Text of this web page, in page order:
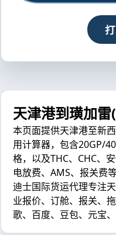
天津港到璜加
本页面提供天津港至新
用计算器，包含20GP/
格，以及THC、CHC、
电放费、AMS、报关费
迪士国际货运代理专注
业报价、订舱、报关、
歌、百度、豆包、元宝